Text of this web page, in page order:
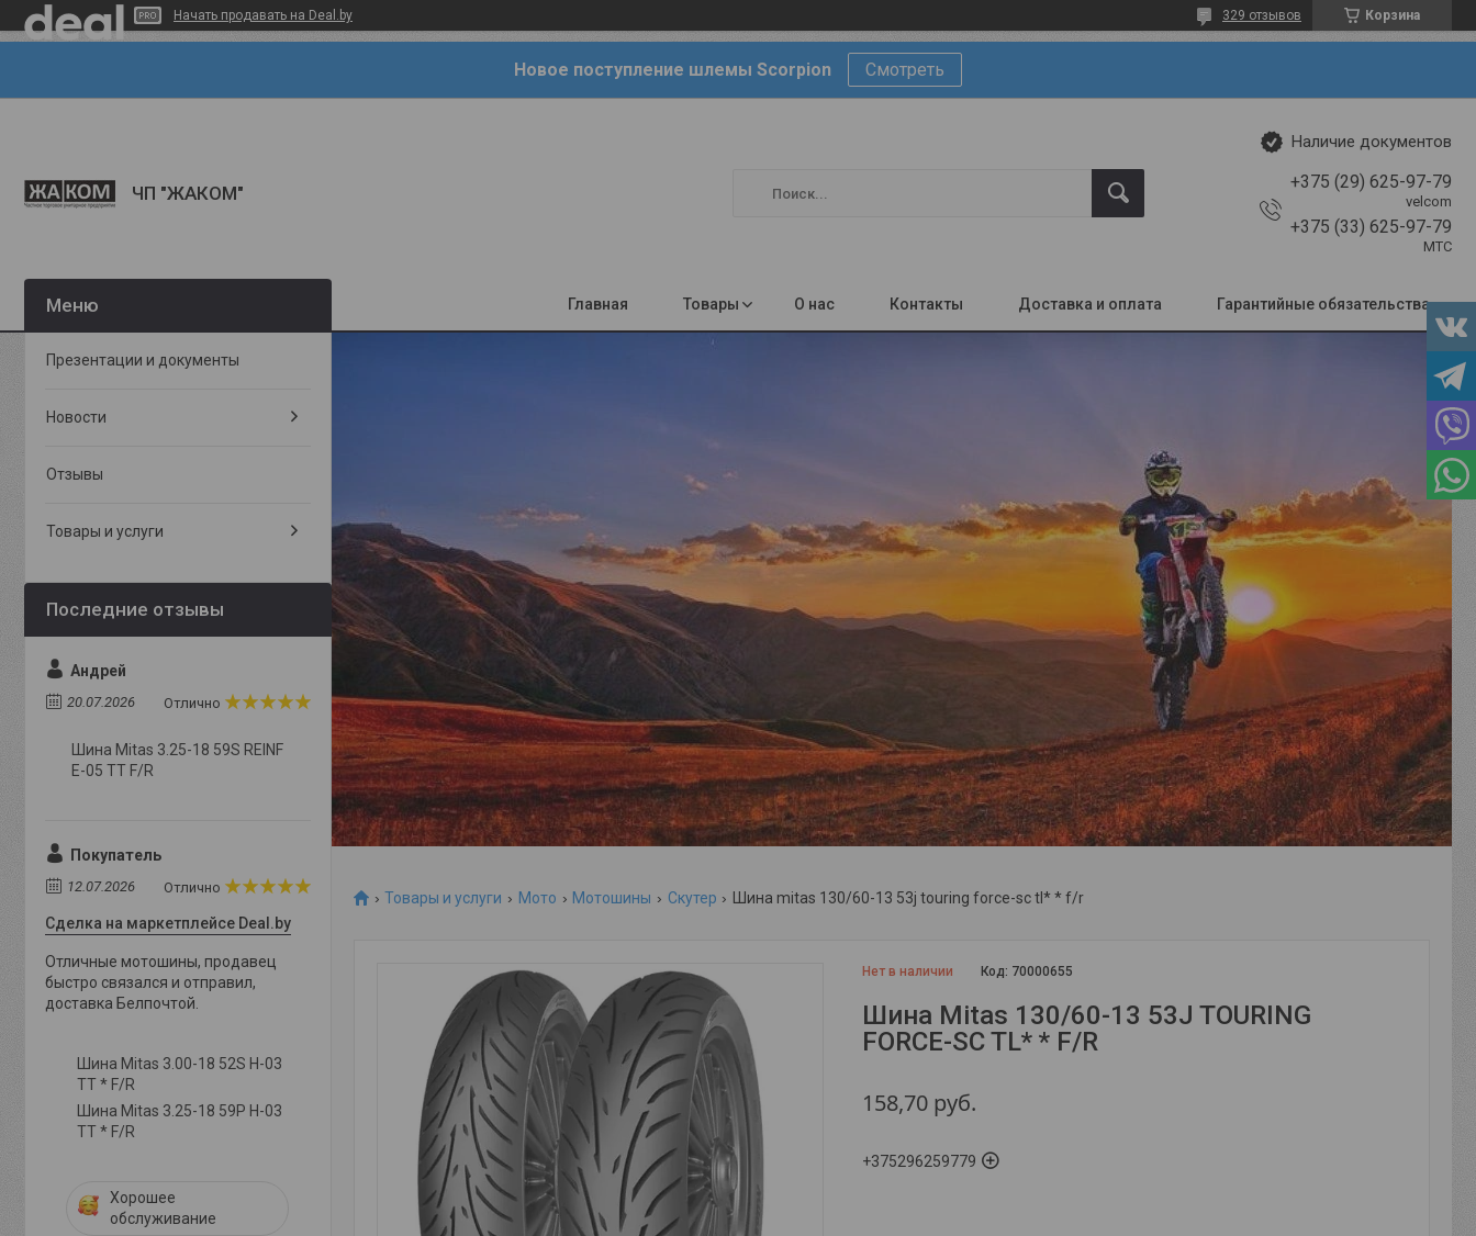
Начать продавать на Deal.by Корзина
329 отзывов
Новое поступление шлемы Scorpion Смотреть
ЧП "ЖАКОМ"
Наличие документов
+375 (29) 625-97-79
velcom
+375 (33) 625-97-79
МТС
Главная Товары О нас Контакты Доставка и оплата Гарантийные обязательства
Товары и услуги Мото Мотошины Скутер Шина mitas 130/60-13 53j touring force-sc tl* * f/r
Нет в наличии Код: 70000655
Шина Mitas 130/60-13 53J TOURING
FORCE-SC TL* * F/R
158,70 руб.
+375296259779
Презентации и документы
Новости
Отзывы
Товары и услуги
Андрей
20.07.2026 Отлично
Шина Mitas 3.25-18 59S REINF
E-05 TT F/R
Покупатель
12.07.2026 Отлично
Сделка на маркетплейсе Deal.by
Отличные мотошины, продавец
быстро связался и отправил,
доставка Белпочтой.
Шина Mitas 3.00-18 52S H-03
TT * F/R
Шина Mitas 3.25-18 59P H-03
TT * F/R
Хорошее
обслуживание